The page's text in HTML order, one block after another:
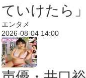
ていけたら」
エンタメ
2026-08-04 14:00